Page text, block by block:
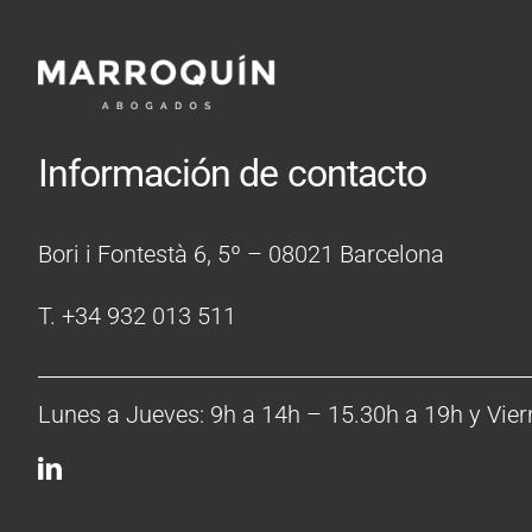
Información de contacto
Bori i Fontestà 6, 5º – 08021 Barcelona
T. +34 932 013 511
Lunes a Jueves: 9h a 14h – 15.30h a 19h y